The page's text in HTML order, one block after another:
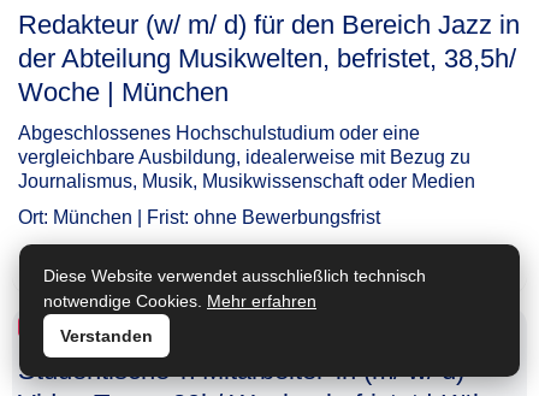
Redakteur (w/ m/ d) für den Bereich Jazz in
der Abteilung Musikwelten, befristet, 38,5h/
Woche | München​‌‌‌‌​‌​‌‌‌‌​‌​​​​‌
Abgeschlossenes Hochschulstudium oder eine
vergleichbare Ausbildung, idealerweise mit Bezug zu
Journalismus, Musik, Musikwissenschaft oder Medien
Ort: München | Frist: ohne Bewerbungsfrist
Neu Arbeitgeber: Deutsches Komitee für UNICEF e. V.
Studentische*n Mitarbeiter*in (m/ w/ d) -
Diese Website verwendet ausschließlich technisch
notwendige Cookies. Mehr erfahren
Verstanden